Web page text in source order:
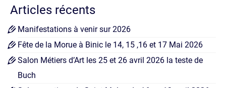
Articles récents
Manifestations à venir sur 2026
Fête de la Morue à Binic le 14, 15 ,16 et 17 Mai 2026
Salon Métiers d’Art les 25 et 26 avril 2026 la teste de
Buch